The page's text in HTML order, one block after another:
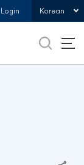
Login Korean